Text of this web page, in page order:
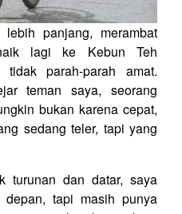
panjang, merambat
lagi ke Kebun Teh
parah-parah amat.
teman saya, seorang
bukan karena cepat,
sedang teler, tapi yang
turunan dan datar, saya
tapi masih punya